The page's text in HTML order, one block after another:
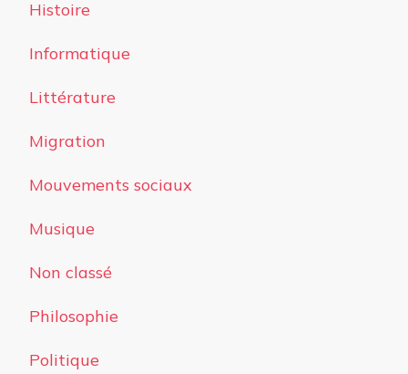
Histoire
Informatique
Littérature
Migration
Mouvements sociaux
Musique
Non classé
Philosophie
Politique